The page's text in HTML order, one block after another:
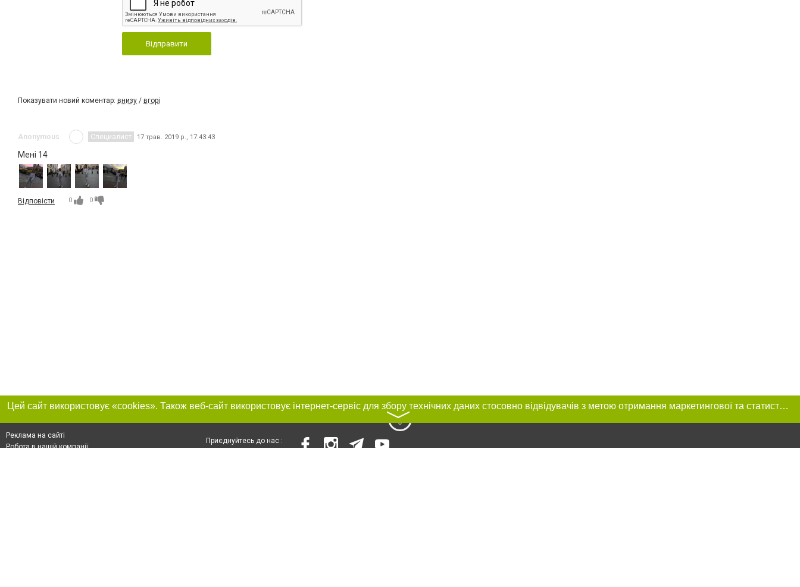
Відправити
Показувати новий коментар: внизу / вгорі
Anonymous Специалист 17 трав. 2019 р., 17:43:43
Мені 14
Відповісти 0 0
Цей сайт використовує «cookies». Також веб-сайт використовує інтернет-сервіс для збору технічних даних стосовно відвідувачів з метою отримання маркетингової та статистичної інформації. Умови обробки даних відвідувачів сайту див.
〉
Реклама на сайті
Робота в нашій компанії
Приєднуйтесь до нас :